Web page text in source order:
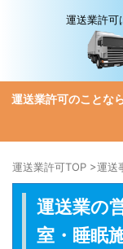
運送業許可
運送業許可のことな
運送業許可TOP >運送
運送業の
室・睡眠